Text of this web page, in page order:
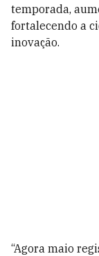
temporada,
fortalecendo a
inovação.
“Agora maio